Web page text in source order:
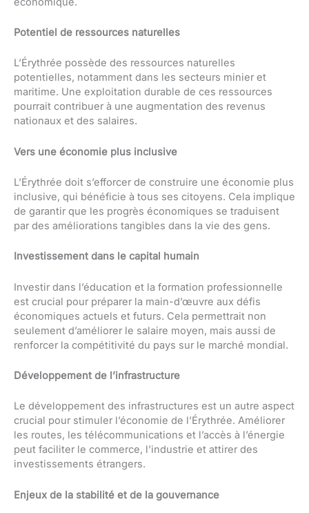
Potentiel de ressources naturelles
L’Érythrée possède des ressources naturelles
potentielles, notamment dans les secteurs minier et
maritime. Une exploitation durable de ces ressources
pourrait contribuer à une augmentation des revenus
nationaux et des salaires.
Vers une économie plus inclusive
L’Érythrée doit s’efforcer de construire une économie plus
inclusive, qui bénéficie à tous ses citoyens. Cela implique
de garantir que les progrès économiques se traduisent
par des améliorations tangibles dans la vie des gens.
Investissement dans le capital humain
Investir dans l’éducation et la formation professionnelle
est crucial pour préparer la main-d’œuvre aux défis
économiques actuels et futurs. Cela permettrait non
seulement d’améliorer le salaire moyen, mais aussi de
renforcer la compétitivité du pays sur le marché mondial.
Développement de l’infrastructure
Le développement des infrastructures est un autre aspect
crucial pour stimuler l’économie de l’Érythrée. Améliorer
les routes, les télécommunications et l’accès à l’énergie
peut faciliter le commerce, l’industrie et attirer des
investissements étrangers.
Enjeux de la stabilité et de la gouvernance